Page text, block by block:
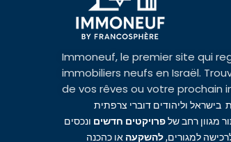
Immoneuf, le premier site qui
immobiliers neufs en Israël.
de vos rêves ou votre prochain
בישראל וליהודים דוברי צרפתית
מגוון רחב שלפרויקטים חדשים ונכסים
למגורים,להשקעה או כהכנה